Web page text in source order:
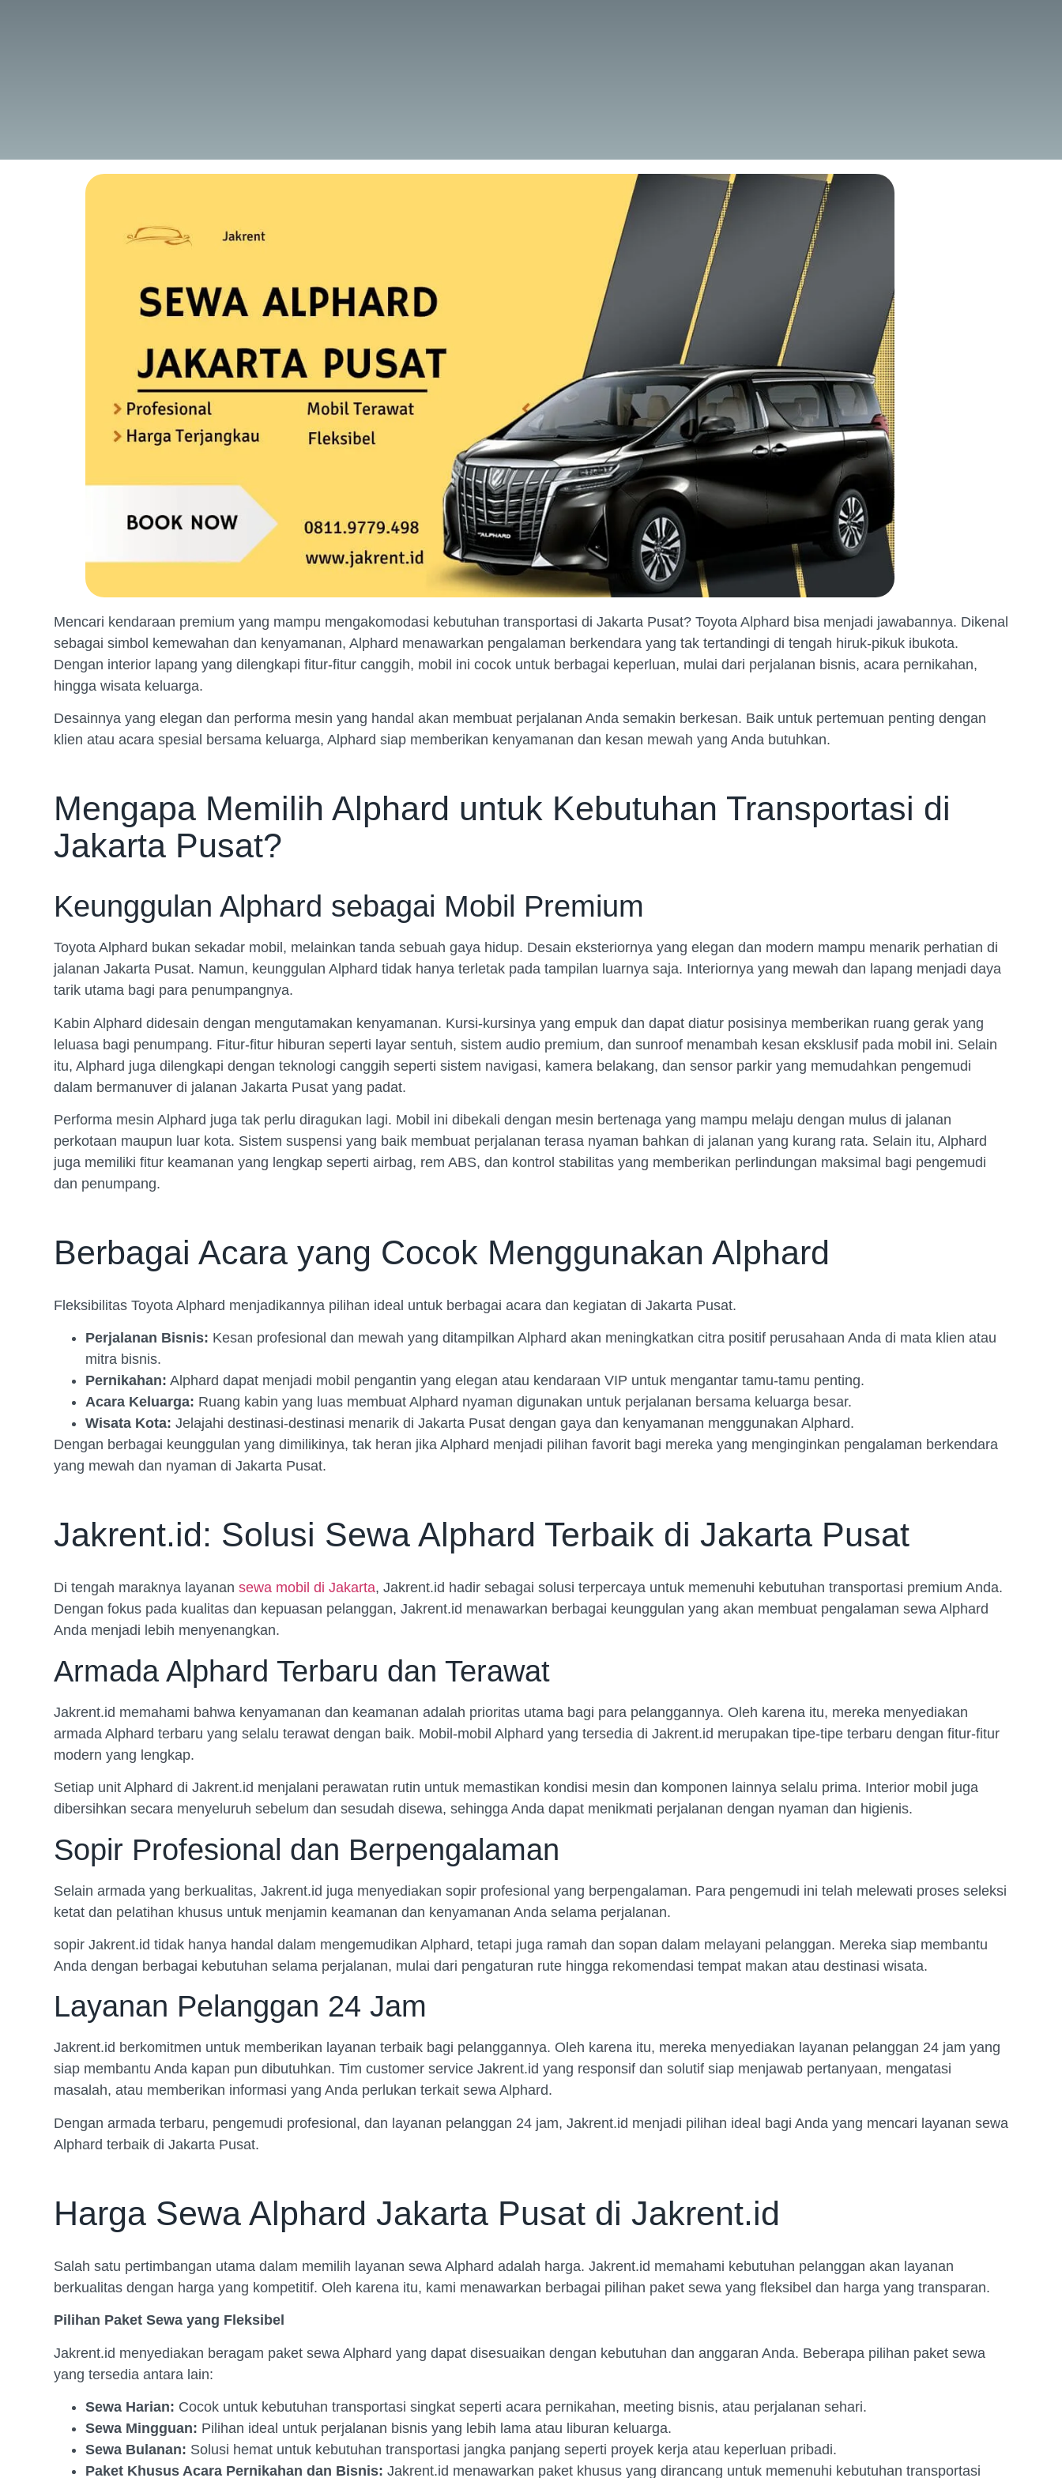
Mencari kendaraan premium yang mampu mengakomodasi kebutuhan transportasi di Jakarta Pusat? Toyota Alphard bisa menjadi jawabannya. Dikenal
sebagai simbol kemewahan dan kenyamanan, Alphard menawarkan pengalaman berkendara yang tak tertandingi di tengah hiruk-pikuk ibukota.
Dengan interior lapang yang dilengkapi fitur-fitur canggih, mobil ini cocok untuk berbagai keperluan, mulai dari perjalanan bisnis, acara pernikahan,
hingga wisata keluarga.
Desainnya yang elegan dan performa mesin yang handal akan membuat perjalanan Anda semakin berkesan. Baik untuk pertemuan penting dengan
klien atau acara spesial bersama keluarga, Alphard siap memberikan kenyamanan dan kesan mewah yang Anda butuhkan.
Mengapa Memilih Alphard untuk Kebutuhan Transportasi di
Jakarta Pusat?
Keunggulan Alphard sebagai Mobil Premium
Toyota Alphard bukan sekadar mobil, melainkan tanda sebuah gaya hidup. Desain eksteriornya yang elegan dan modern mampu menarik perhatian di
jalanan Jakarta Pusat. Namun, keunggulan Alphard tidak hanya terletak pada tampilan luarnya saja. Interiornya yang mewah dan lapang menjadi daya
tarik utama bagi para penumpangnya.
Kabin Alphard didesain dengan mengutamakan kenyamanan. Kursi-kursinya yang empuk dan dapat diatur posisinya memberikan ruang gerak yang
leluasa bagi penumpang. Fitur-fitur hiburan seperti layar sentuh, sistem audio premium, dan sunroof menambah kesan eksklusif pada mobil ini. Selain
itu, Alphard juga dilengkapi dengan teknologi canggih seperti sistem navigasi, kamera belakang, dan sensor parkir yang memudahkan pengemudi
dalam bermanuver di jalanan Jakarta Pusat yang padat.
Performa mesin Alphard juga tak perlu diragukan lagi. Mobil ini dibekali dengan mesin bertenaga yang mampu melaju dengan mulus di jalanan
perkotaan maupun luar kota. Sistem suspensi yang baik membuat perjalanan terasa nyaman bahkan di jalanan yang kurang rata. Selain itu, Alphard
juga memiliki fitur keamanan yang lengkap seperti airbag, rem ABS, dan kontrol stabilitas yang memberikan perlindungan maksimal bagi pengemudi
dan penumpang.
Berbagai Acara yang Cocok Menggunakan Alphard
Fleksibilitas Toyota Alphard menjadikannya pilihan ideal untuk berbagai acara dan kegiatan di Jakarta Pusat.
Perjalanan Bisnis: Kesan profesional dan mewah yang ditampilkan Alphard akan meningkatkan citra positif perusahaan Anda di mata klien atau
mitra bisnis.
Pernikahan: Alphard dapat menjadi mobil pengantin yang elegan atau kendaraan VIP untuk mengantar tamu-tamu penting.
Acara Keluarga: Ruang kabin yang luas membuat Alphard nyaman digunakan untuk perjalanan bersama keluarga besar.
Wisata Kota: Jelajahi destinasi-destinasi menarik di Jakarta Pusat dengan gaya dan kenyamanan menggunakan Alphard.
Dengan berbagai keunggulan yang dimilikinya, tak heran jika Alphard menjadi pilihan favorit bagi mereka yang menginginkan pengalaman berkendara
yang mewah dan nyaman di Jakarta Pusat.
Jakrent.id: Solusi Sewa Alphard Terbaik di Jakarta Pusat
Di tengah maraknya layanan sewa mobil di Jakarta, Jakrent.id hadir sebagai solusi terpercaya untuk memenuhi kebutuhan transportasi premium Anda.
Dengan fokus pada kualitas dan kepuasan pelanggan, Jakrent.id menawarkan berbagai keunggulan yang akan membuat pengalaman sewa Alphard
Anda menjadi lebih menyenangkan.
Armada Alphard Terbaru dan Terawat
Jakrent.id memahami bahwa kenyamanan dan keamanan adalah prioritas utama bagi para pelanggannya. Oleh karena itu, mereka menyediakan
armada Alphard terbaru yang selalu terawat dengan baik. Mobil-mobil Alphard yang tersedia di Jakrent.id merupakan tipe-tipe terbaru dengan fitur-fitur
modern yang lengkap.
Setiap unit Alphard di Jakrent.id menjalani perawatan rutin untuk memastikan kondisi mesin dan komponen lainnya selalu prima. Interior mobil juga
dibersihkan secara menyeluruh sebelum dan sesudah disewa, sehingga Anda dapat menikmati perjalanan dengan nyaman dan higienis.
Sopir Profesional dan Berpengalaman
Selain armada yang berkualitas, Jakrent.id juga menyediakan sopir profesional yang berpengalaman. Para pengemudi ini telah melewati proses seleksi
ketat dan pelatihan khusus untuk menjamin keamanan dan kenyamanan Anda selama perjalanan.
sopir Jakrent.id tidak hanya handal dalam mengemudikan Alphard, tetapi juga ramah dan sopan dalam melayani pelanggan. Mereka siap membantu
Anda dengan berbagai kebutuhan selama perjalanan, mulai dari pengaturan rute hingga rekomendasi tempat makan atau destinasi wisata.
Layanan Pelanggan 24 Jam
Jakrent.id berkomitmen untuk memberikan layanan terbaik bagi pelanggannya. Oleh karena itu, mereka menyediakan layanan pelanggan 24 jam yang
siap membantu Anda kapan pun dibutuhkan. Tim customer service Jakrent.id yang responsif dan solutif siap menjawab pertanyaan, mengatasi
masalah, atau memberikan informasi yang Anda perlukan terkait sewa Alphard.
Dengan armada terbaru, pengemudi profesional, dan layanan pelanggan 24 jam, Jakrent.id menjadi pilihan ideal bagi Anda yang mencari layanan sewa
Alphard terbaik di Jakarta Pusat.
Harga Sewa Alphard Jakarta Pusat di Jakrent.id
Salah satu pertimbangan utama dalam memilih layanan sewa Alphard adalah harga. Jakrent.id memahami kebutuhan pelanggan akan layanan
berkualitas dengan harga yang kompetitif. Oleh karena itu, kami menawarkan berbagai pilihan paket sewa yang fleksibel dan harga yang transparan.
Pilihan Paket Sewa yang Fleksibel
Jakrent.id menyediakan beragam paket sewa Alphard yang dapat disesuaikan dengan kebutuhan dan anggaran Anda. Beberapa pilihan paket sewa
yang tersedia antara lain:
Sewa Harian: Cocok untuk kebutuhan transportasi singkat seperti acara pernikahan, meeting bisnis, atau perjalanan sehari.
Sewa Mingguan: Pilihan ideal untuk perjalanan bisnis yang lebih lama atau liburan keluarga.
Sewa Bulanan: Solusi hemat untuk kebutuhan transportasi jangka panjang seperti proyek kerja atau keperluan pribadi.
Paket Khusus Acara Pernikahan dan Bisnis: Jakrent.id menawarkan paket khusus yang dirancang untuk memenuhi kebutuhan transportasi